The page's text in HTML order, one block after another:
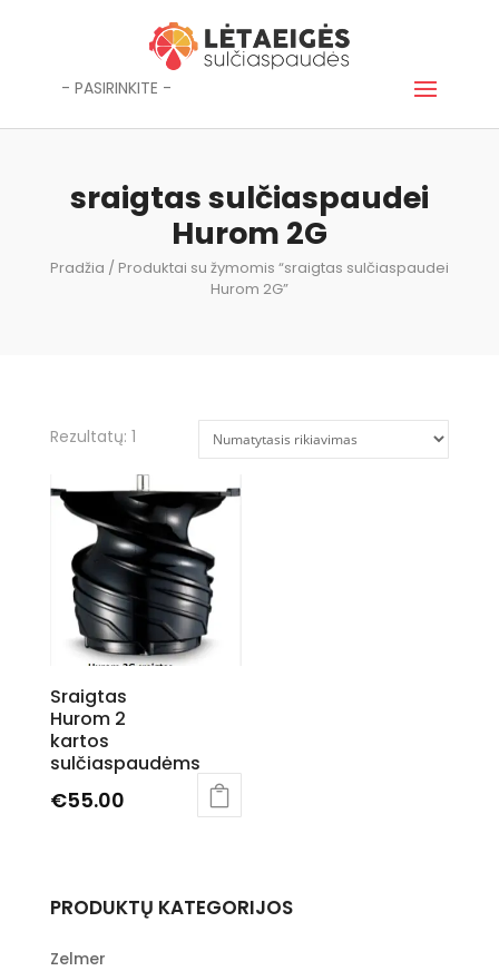
- PASIRINKITE -
sraigtas sulčiaspaudei
Hurom 2G
Pradžia / Produktai su žymomis “sraigtas sulčiaspaudei
Hurom 2G”
Rezultatų: 1
Sraigtas
Hurom 2
kartos
sulčiaspaudėms
€55.00
PRODUKTŲ KATEGORIJOS
Zelmer